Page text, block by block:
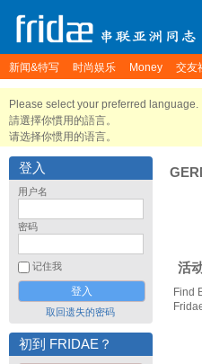
新闻&特写 时尚娱乐 Money 交友
Please select your preferred language.
請選擇你慣用的語言。
请选择你惯用的语言。
登入
用户名
密码
记住我
取回遗失的密码
初到 FRIDAE？
活
Find